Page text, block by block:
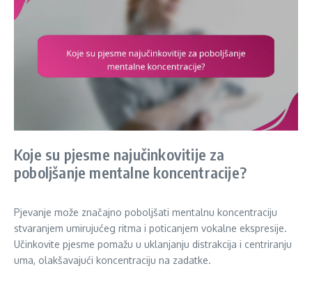
Koje su pjesme najučinkovitije za
poboljšanje mentalne koncentracije?
Pjevanje može značajno poboljšati mentalnu koncentraciju
stvaranjem umirujućeg ritma i poticanjem vokalne ekspresije.
Učinkovite pjesme pomažu u uklanjanju distrakcija i centriranju
uma, olakšavajući koncentraciju na zadatke.